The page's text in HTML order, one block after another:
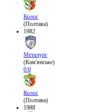
Колос
(Полтава)
1982
Металург
(Кам'янське)
0:0
Колос
(Полтава)
1988